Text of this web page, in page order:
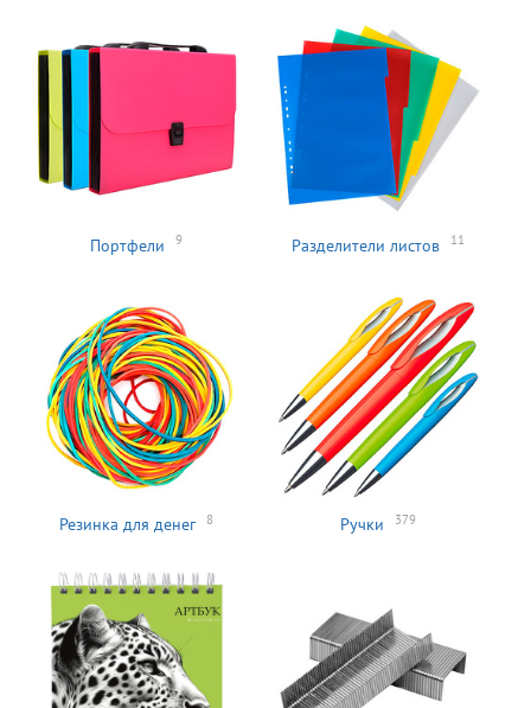
Портфели 9 Разделители листов 11
Резинка для денег 8 Ручки 379